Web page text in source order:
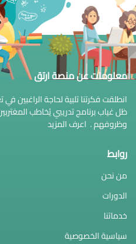
معلومات عن منصة ارتق
انطلقت فكرتنا تلبية لحاجة الراغبين
ظل غياب برنامج تدريبي يُخاطب
وظروفهم . اعرف المزيد
روابط
من نحن
الدورات
خدماتنا
سياسية الخصوصية